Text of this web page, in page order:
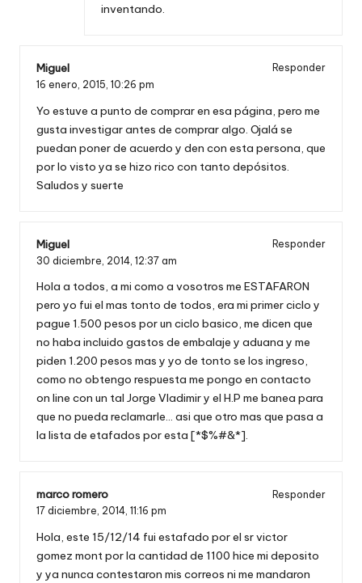
inventando.
Miguel
Responder
16 enero, 2015, 10:26 pm
Yo estuve a punto de comprar en esa página, pero me
gusta investigar antes de comprar algo. Ojalá se
puedan poner de acuerdo y den con esta persona, que
por lo visto ya se hizo rico con tanto depósitos.
Saludos y suerte
Miguel
Responder
30 diciembre, 2014, 12:37 am
Hola a todos, a mi como a vosotros me ESTAFARON
pero yo fui el mas tonto de todos, era mi primer ciclo y
pague 1.500 pesos por un ciclo basico, me dicen que
no haba incluido gastos de embalaje y aduana y me
piden 1.200 pesos mas y yo de tonto se los ingreso,
como no obtengo respuesta me pongo en contacto
on line con un tal Jorge Vladimir y el H.P me banea para
que no pueda reclamarle… asi que otro mas que pasa a
la lista de etafados por esta [*$%#&*].
marco romero
Responder
17 diciembre, 2014, 11:16 pm
Hola, este 15/12/14 fui estafado por el sr victor
gomez mont por la cantidad de 1100 hice mi deposito
y ya nunca contestaron mis correos ni me mandaron